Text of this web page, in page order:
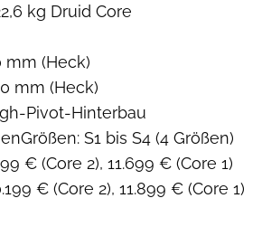
kg Druid Core
mm (Heck)
mm (Heck)
Pivot-Hinterbau
S1 bis S4 (4 Größen)
€ (Core 2), 11.699 € (Core 1)
€ (Core 2), 11.899 € (Core 1)